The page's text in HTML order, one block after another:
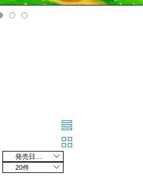
xt
20件